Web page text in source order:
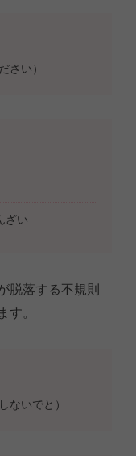
さい）
ざい
脱落する不規則
す。
ないでと）